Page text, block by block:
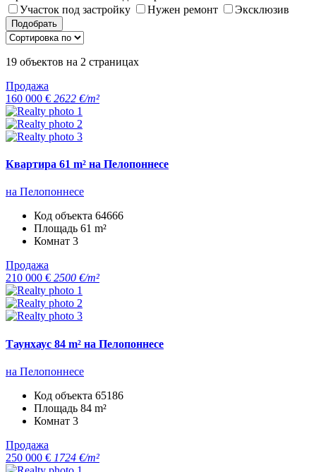
Участок под застройку
Нужен ремонт Эксклюзив
Подобрать
19 объектов на 2 страницах
Продажа
160 000 € 2622 €/m²
Квартира 61 m² на Пелопоннесе
на Пелопоннесе
Код объекта 64666
Площадь 61 m²
Комнат 3
Продажа
210 000 € 2500 €/m²
Таунхаус 84 m² на Пелопоннесе
на Пелопоннесе
Код объекта 65186
Площадь 84 m²
Комнат 3
Продажа
250 000 € 1724 €/m²